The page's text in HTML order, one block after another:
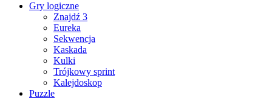
Gry logiczne
Znajdź 3
Eureka
Sekwencja
Kaskada
Kulki
Trójkowy sprint
Kalejdoskop
Puzzle